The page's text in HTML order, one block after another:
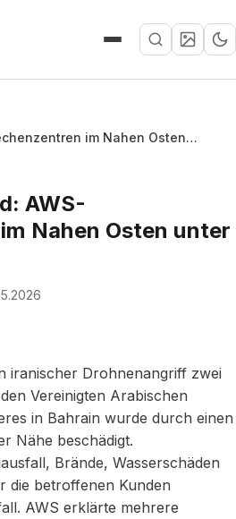
Suche
im Nahen Osten…
AWS-
Nahen Osten unter
iranischer Drohnenangriff zwei
Vereinigten Arabischen
in Bahrain wurde durch einen
Nähe beschädigt.
Brände, Wasserschäden
die betroffenen Kunden
AWS erklärte mehrere